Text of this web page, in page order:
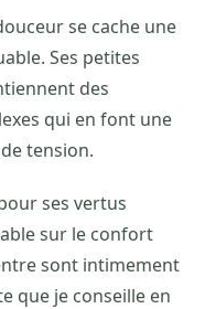
se cache une
Ses petites
des
qui en font une
tension.
ses vertus
sur le confort
sont intimement
que je conseille en